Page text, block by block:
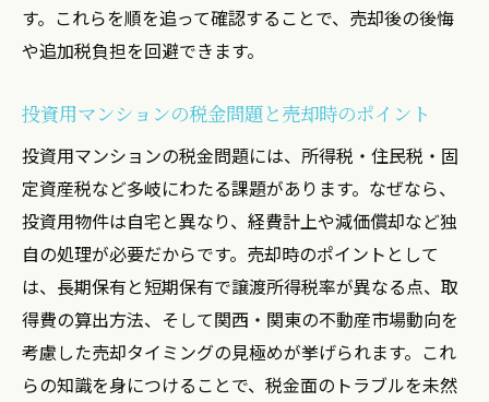
す。これらを順を追って確認することで、売却後の後悔
や追加税負担を回避できます。
投資用マンションの税金問題と売却時のポイント
投資用マンションの税金問題には、所得税・住民税・固
定資産税など多岐にわたる課題があります。なぜなら、
投資用物件は自宅と異なり、経費計上や減価償却など独
自の処理が必要だからです。売却時のポイントとして
は、長期保有と短期保有で譲渡所得税率が異なる点、取
得費の算出方法、そして関西・関東の不動産市場動向を
考慮した売却タイミングの見極めが挙げられます。これ
らの知識を身につけることで、税金面のトラブルを未然